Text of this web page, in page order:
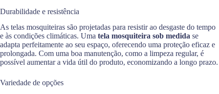
Durabilidade e resistência
As telas mosquiteiras são projetadas para resistir ao desgaste do tempo
e às condições climáticas. Uma tela mosquiteira sob medida se
adapta perfeitamente ao seu espaço, oferecendo uma proteção eficaz e
prolongada. Com uma boa manutenção, como a limpeza regular, é
possível aumentar a vida útil do produto, economizando a longo prazo.
Variedade de opções